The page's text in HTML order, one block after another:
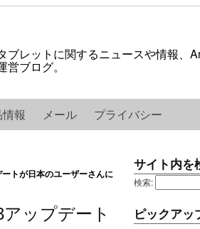
レットに関するニュースや情報、
ブログ。
報 メール プライバシー
トが日本のユーザーさんに
ップデート
サイト内を
検索:
ピックアッ